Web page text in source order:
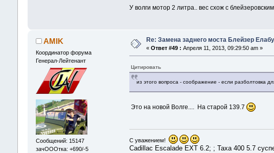
У волги мотор 2 литра.. вес схож с
AMIK
Координатор форума
Генерал-Лейтенант
Сообщений: 15147
зачОООтка: +690/-5
Re: Замена заднего моста Блейзер
« Ответ #49 : Апреля 11, 2013, 09:29:50 am »
Цитировать
из этого вопроса - соображение - если разболтовка
Это на новой Волге.... На старой 139.7
С уважением!
Cadillac Escalade EXT 6.2; ; Таха 400 5.7